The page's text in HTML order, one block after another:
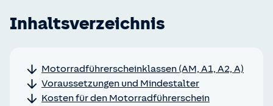
Inhaltsverzeichnis
Motorradführerscheinklassen (AM, A1, A2, A)
Voraussetzungen und Mindestalter
Kosten für den Motorradführerschein